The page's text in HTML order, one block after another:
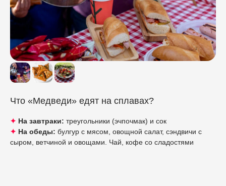
Что «Медведи» едят на сплавах?
✦ На завтраки: треугольники (эчпочмак) и сок
✦ На обеды: булгур с мясом, овощной салат, сэндвичи с
сыром, ветчиной и овощами. Чай, кофе со сладостями